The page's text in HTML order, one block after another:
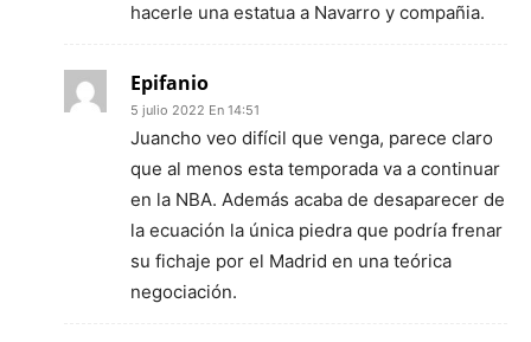
hacerle una estatua a Navarro y compañia.
Epifanio
5 julio 2022 En 14:51
Juancho veo difícil que venga, parece claro
que al menos esta temporada va a continuar
en la NBA. Además acaba de desaparecer de
la ecuación la única piedra que podría frenar
su fichaje por el Madrid en una teórica
negociación.